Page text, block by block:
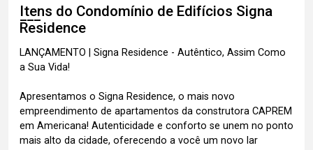
Itens do Condomínio de Edifícios Signa
Residence
LANÇAMENTO | Signa Residence - Autêntico, Assim Como
a Sua Vida!
Apresentamos o Signa Residence, o mais novo
empreendimento de apartamentos da construtora CAPREM
em Americana! Autenticidade e conforto se unem no ponto
mais alto da cidade, oferecendo a você um novo lar